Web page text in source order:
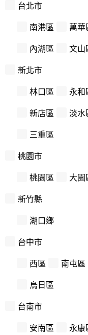
台北市
南港區 萬華
內湖區 文山
新北市
林口區 永和
新店區 淡水
三重區
桃園市
桃園區 大園
新竹縣
湖口鄉
台中市
西區 南屯區
烏日區
台南市
安南區 永康